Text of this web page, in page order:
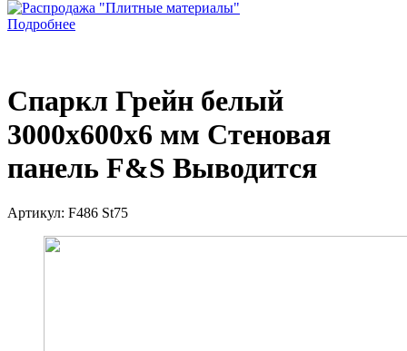
Подробнее
Спаркл Грейн белый
3000х600х6 мм Стеновая
панель F&S Выводится
Артикул: F486 St75